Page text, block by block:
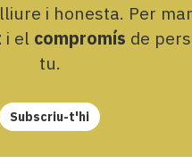
i honesta. Per
i el compromís de
tu.
Subscriu-t'hi